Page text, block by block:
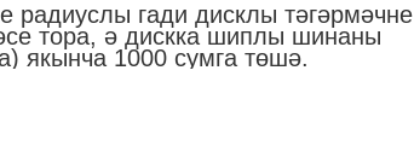
радиуслы гади дисклы тәгәрмәчне
тора, ә дискка шиплы шинаны
якынча 1000 сумга төшә.